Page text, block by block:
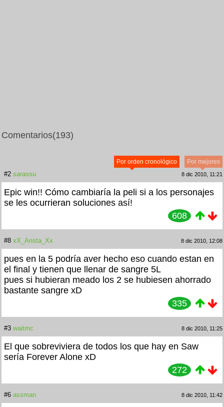
Comentarios(193)
Por mejores
Por orden cronológico
#2 sarassu 8 dic 2010, 11:21
Epic win!! Cómo cambiaría la peli si a los personajes
se les ocurrieran soluciones así!
608
#8 xX_Arista_Xx 8 dic 2010, 12:08
pues en la 5 podría aver hecho eso cuando estan en
el final y tienen que llenar de sangre 5L
pues si hubieran meado los 2 se hubiesen ahorrado
bastante sangre xD
335
#3 waitmc 8 dic 2010, 11:25
El que sobreviviera de todos los que hay en Saw
sería Forever Alone xD
272
#6 assman 8 dic 2010, 11:42